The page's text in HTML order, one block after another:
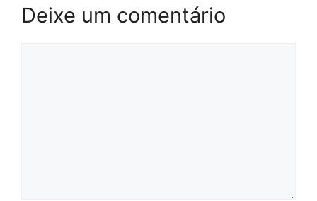
Deixe um comentário